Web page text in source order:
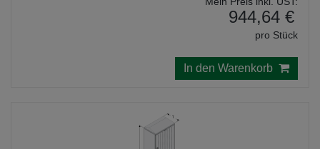
944,64 €
pro Stück
In den Warenkorb